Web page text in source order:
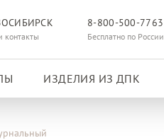
контакты
8-800-500-7763
Бесплатно по России
ИЗДЕЛИЯ ИЗ ДПК